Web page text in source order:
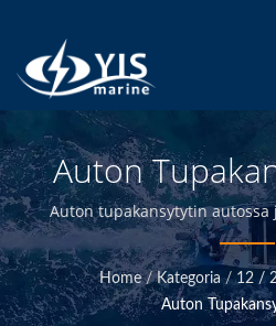
Auton
Suojalla -
Auton tupakansytytin autossa
käytettäväksi | Tervetuloa
sähkötuotteiden
Home / Kategoria / 12 /
Auton